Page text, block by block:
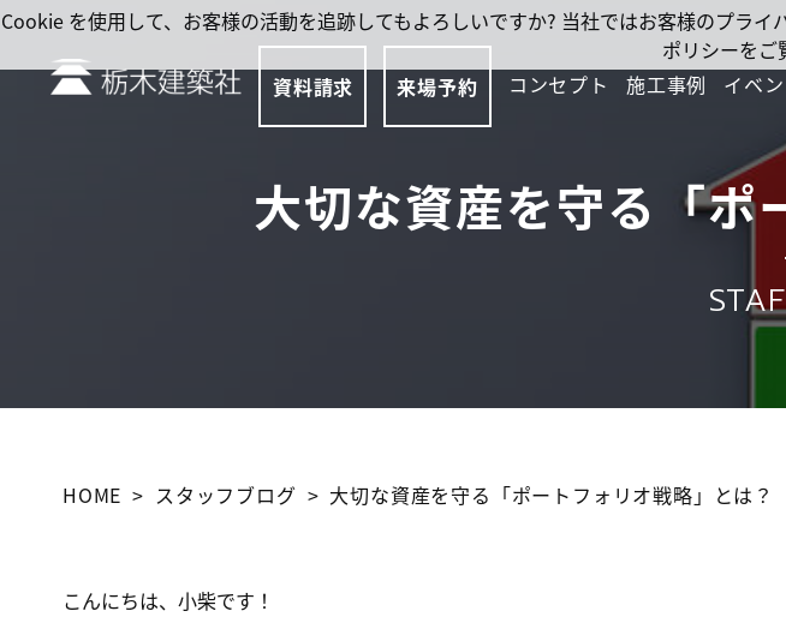
資料請求 来場予約 コンセプト 施工事例 イベ
大切な資産を守る「ポ
HOME スタッフブログ 大切な資産を守る「ポートフォリオ戦略」とは？
こんにちは、小柴です！
Cookie を使用して、お客様の活動を追跡してもよろしいですか? 当社ではお客様のプラ
ポリシーをご